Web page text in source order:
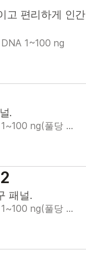
고 편리하게 인간
DNA 1~100 ng
.
1~100 ng(풀당 …
패널.
1~100 ng(풀당 …